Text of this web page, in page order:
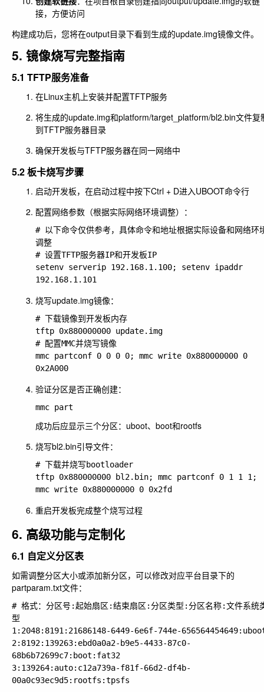
接，方便访问
构建成功后，您将在output目录下看到生成的update.img镜像文件。
5. 镜像烧写完整指南
5.1 TFTP服务准备
在Linux主机上安装并配置TFTP服务
将生成的update.img和platform/target_platform/bl2.bin文件复
到TFTP服务器目录
确保开发板与TFTP服务器在同一网络中
5.2 板卡烧写步骤
启动开发板，在启动过程中按下Ctrl + D进入UBOOT命令行
配置网络参数（根据实际网络环境调整）：
# 以下命令仅供参考，具体命令和地址根据实际设备和网络环
调整
# 设置TFTP服务器IP和开发板IP
setenv serverip 192.168.1.100; setenv ipaddr
烧写update.img镜像：
# 下载镜像到开发板内存
tftp 0x880000000 update.img
# 配置MMC并烧写镜像
mmc partconf 0 0 0 0; mmc write 0x880000000 0
验证分区是否正确创建：
成功后应显示三个分区：uboot、boot和rootfs
烧写bl2.bin引导文件：
# 下载并烧写bootloader
tftp 0x880000000 bl2.bin; mmc partconf 0 1 1 1;
重启开发板完成整个烧写过程
6. 高级功能与定制化
6.1 自定义分区表
如需调整分区大小或添加新分区，可以修改对应平台目录下的
partparam.txt文件：
# 格式：分区号:起始扇区:结束扇区:分区类型:分区名称:文件系统
型
1:2048:8191:21686148-6449-6e6f-744e-
2:8192:139263:ebd0a0a2-b9e5-4433-87c0-
68b6b72699c7:boot:fat32
3:139264:auto:c12a739a-f81f-66d2-df4b-